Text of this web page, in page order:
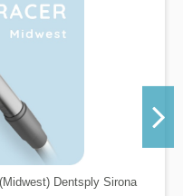
Dentsply Sirona